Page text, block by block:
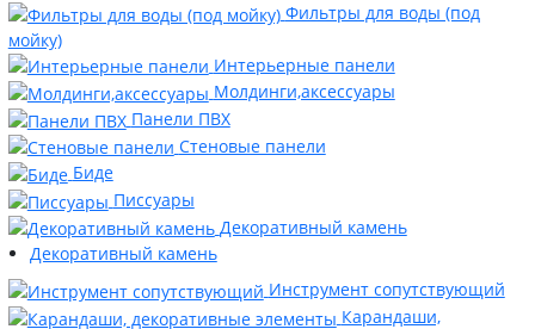
Фильтры для воды (под
мойку)
Интерьерные панели
Молдинги,аксессуары
Панели ПВХ
Стеновые панели
Биде
Писсуары
Декоративный камень
Декоративный камень
Инструмент сопутствующий
Карандаши,